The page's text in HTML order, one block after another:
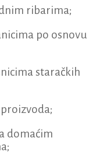
ribarima;
po osnovu
staračkih
domaćim